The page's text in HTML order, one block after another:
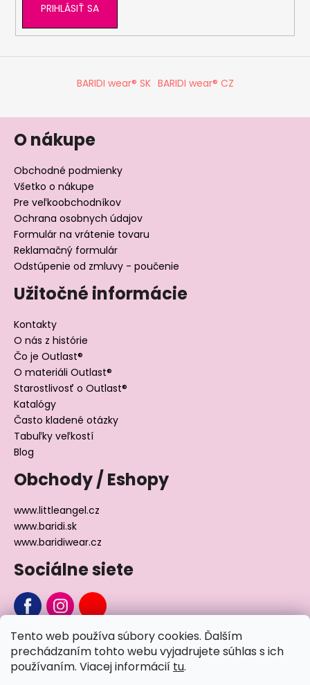
Tento web používa súbory cookies. Ďalším
prechádzaním tohto webu vyjadrujete súhlas s ich
používaním. Viacej informácií tu.
PRIHLÁSIŤ SA
BARIDI wear® SK BARIDI wear® CZ
O nákupe
Obchodné podmienky
Všetko o nákupe
Pre veľkoobchodníkov
Ochrana osobnych údajov
Formulár na vrátenie tovaru
Reklamačný formulár
Odstúpenie od zmluvy - poučenie
Užitočné informácie
Kontakty
O nás z histórie
Čo je Outlast®
O materiáli Outlast®
Starostlivosť o Outlast®
Katalógy
Často kladené otázky
Tabuľky veľkostí
Blog
Obchody / Eshopy
www.littleangel.cz
www.baridi.sk
www.baridiwear.cz
Sociálne siete
Chcete sa nás na niečo opýtať?